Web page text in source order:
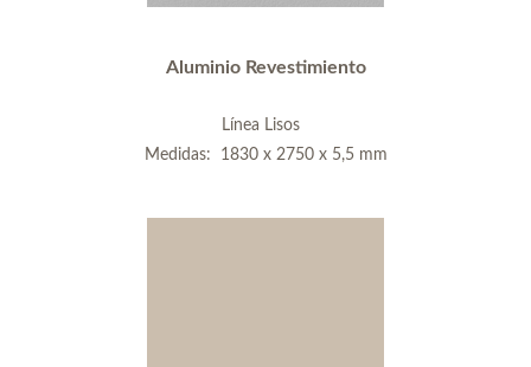
Aluminio Revestimiento
Línea Lisos
Medidas: 1830 x 2750 x 5,5 mm